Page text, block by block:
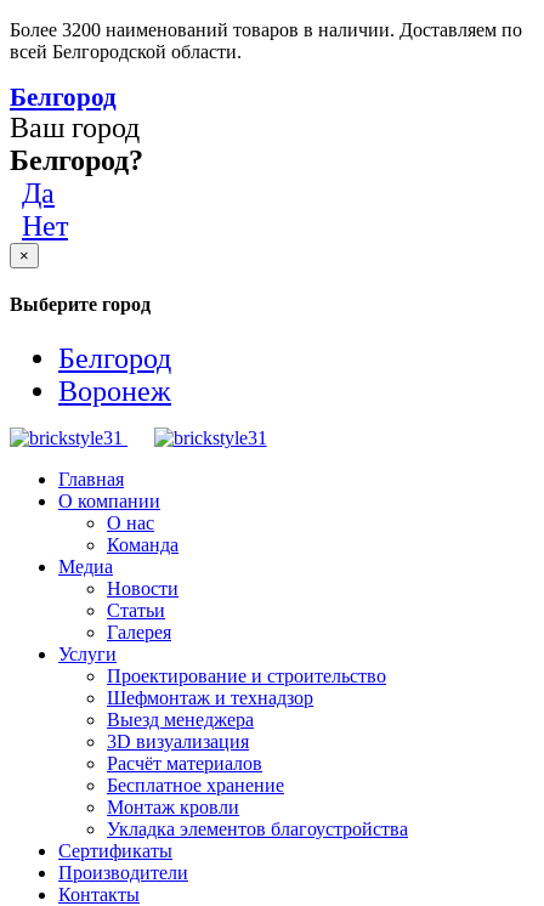
Более 3200 наименований товаров в наличии. Доставляем по
всей Белгородской области.
Белгород
Ваш город
Белгород?
Да
Нет
×
Выберите город
Белгород
Воронеж
Главная
О компании
О нас
Команда
Медиа
Новости
Статьи
Галерея
Услуги
Проектирование и строительство
Шефмонтаж и технадзор
Выезд менеджера
3D визуализация
Расчёт материалов
Бесплатное хранение
Монтаж кровли
Укладка элементов благоустройства
Сертификаты
Производители
Контакты